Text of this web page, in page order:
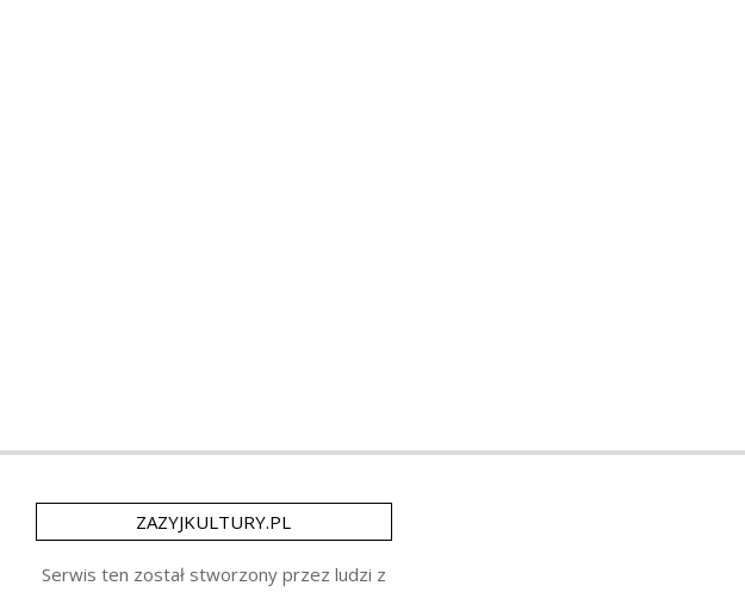
ZAZYJKULTURY.PL
Serwis ten został stworzony przez ludzi z